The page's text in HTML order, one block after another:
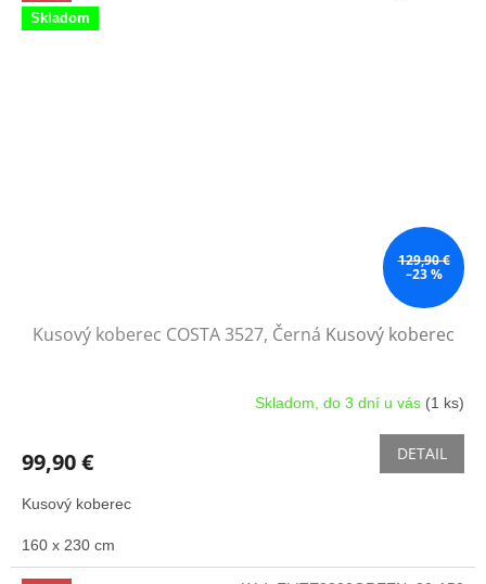
Skladom
129,90 €
–23 %
Kusový koberec COSTA 3527, Černá Kusový koberec
Skladom, do 3 dní u vás (1 ks)
99,90 € DETAIL
Kusový koberec
160 x 230 cm